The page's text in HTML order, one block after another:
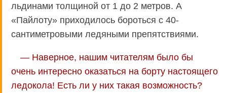
льдинами толщиной от 1 до 2 метров. А
«Пайлоту» приходилось бороться с 40-
сантиметровыми ледяными препятствиями.
— Наверное, нашим читателям было бы
очень интересно оказаться на борту настоящего
ледокола! Есть ли у них такая возможность?